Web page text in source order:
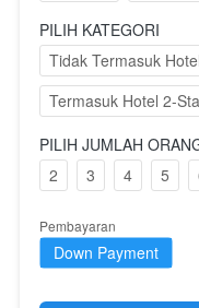
PILIH KATEGORI
Tidak Termasuk Hotel
Termasuk Hotel 2-
PILIH JUMLAH
2
3 4 5
Pembayaran
Down Payment